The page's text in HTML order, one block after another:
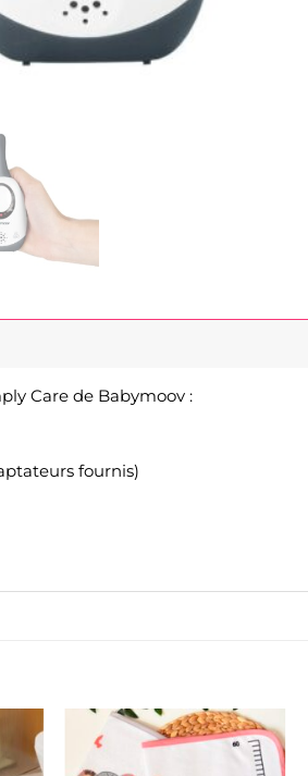
Care de Babymoov :
fournis)